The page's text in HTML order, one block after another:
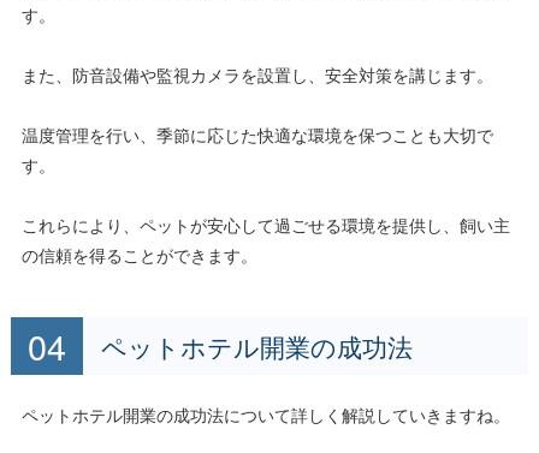
す。
また、防音設備や監視カメラを設置し、安全対策を講じます。
温度管理を行い、季節に応じた快適な環境を保つことも大切で
す。
これらにより、ペットが安心して過ごせる環境を提供し、飼い主
の信頼を得ることができます。
ペットホテル開業の成功法
ペットホテル開業の成功法について詳しく解説していきますね。